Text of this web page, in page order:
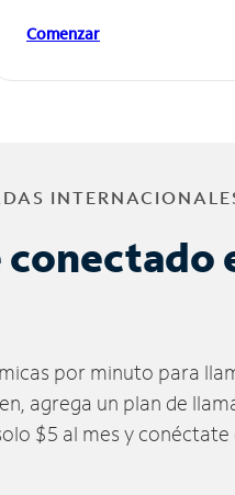
Comenzar
por minuto para
agrega un plan de
$5 al mes y conéctate